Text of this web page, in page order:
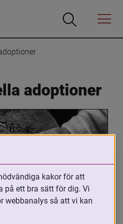
Öppna
Öppna
Menyn
adoptioner
arbetar med
kakor för att
på ett bra sätt för dig. Vi
webbanalys så att vi kan